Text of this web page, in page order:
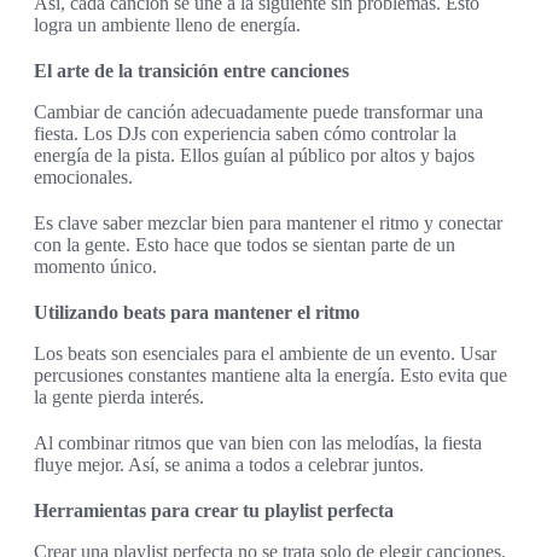
logra un ambiente lleno de energía.
El arte de la transición entre canciones
Cambiar de canción adecuadamente puede transformar una
fiesta. Los DJs con experiencia saben cómo controlar la
energía de la pista. Ellos guían al público por altos y bajos
emocionales.
Es clave saber mezclar bien para mantener el ritmo y conectar
con la gente. Esto hace que todos se sientan parte de un
momento único.
Utilizando beats para mantener el ritmo
Los beats son esenciales para el ambiente de un evento. Usar
percusiones constantes mantiene alta la energía. Esto evita que
la gente pierda interés.
Al combinar ritmos que van bien con las melodías, la fiesta
fluye mejor. Así, se anima a todos a celebrar juntos.
Herramientas para crear tu playlist perfecta
Crear una playlist perfecta no se trata solo de elegir canciones.